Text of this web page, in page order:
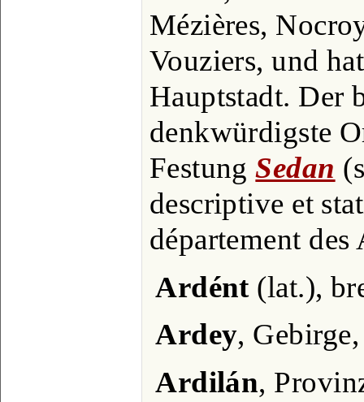
Mézières,
Vouziers, und
Hauptstadt. Der
denkwürdigste
FestungSedan
descriptive et
département
Ardént(lat.),
Ardey,
Ardilán,